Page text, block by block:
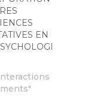
EN